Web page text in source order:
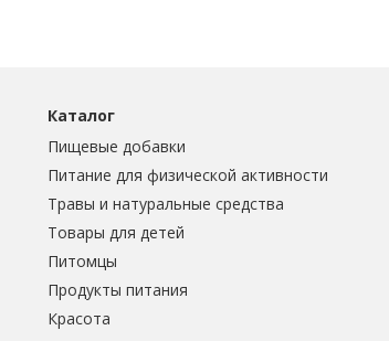
Каталог
Пищевые добавки
Питание для физической активности
Травы и натуральные средства
Товары для детей
Питомцы
Продукты питания
Красота